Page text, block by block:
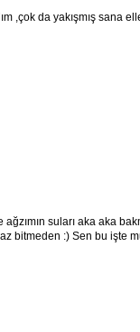
,çok da yakışmış sana
suları aka aka
bitmeden :) Sen bu işte